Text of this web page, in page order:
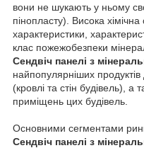
вони не шукають у ньому
пінопласту). Висока хімічна
характеристики,
клас пожежобезпеки
Сендвіч панелі з
найпопулярніших
(кровлі та стін будівель), а
приміщень цих будівель.
Основними сегментами
Сендвіч панелі з